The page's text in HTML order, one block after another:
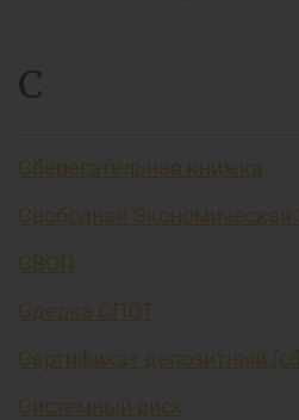
С
Сберегательная книжка
Свободная Экономическая
СВОП
Сделка СПОТ
Сертификат депозитный
Системный риск